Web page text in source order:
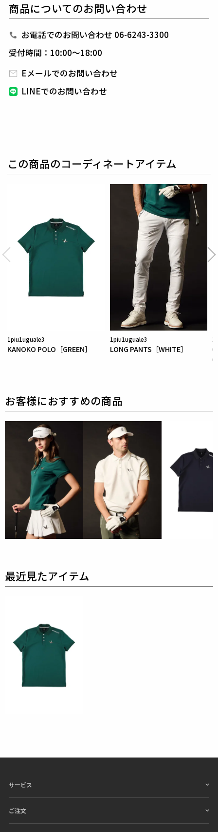
薄手の素材と独自のKANOKO技術を採用し、
のラウンドや練習、トレーニング、タウンユースでも
快適に着用できる一枚です。
1PIU1UGUALE3 GOLF（ウノピゥウノウグァーレト
レ ゴルフ）
の上質な素材を贅沢に使用し、
ラーリングを得意とする 同ブランドならではの立体パ
ィッティングを兼ね備え着る者全てに高揚感と優越感
【ワッペンロゴに関するご注意】
本製品に使用しているワッペンロゴ(鶴+113G)は熱圧
着加工にて取り付けを行っておりますが、
上質な生地
を採用している為、素材特有の滑らかさや洗濯環境の
まれにワッペンが剥がれやすくなる場合が
ございます。
※万が一剥がれが生じた場合は、弊社にて修理対応を
承りますのでお気軽にご連絡ください。
素材
力強いスイングをサポートする「ストレッチ性」に加
「ドライタッチ」を実現しました。
特筆すべきは、過酷な使用環境に耐えうる「耐久性」
自宅で手軽にケアできる「ウォッシャブル性」のバ
ランス。
さらに環境配慮型素材を採用することで、
自然を愛す
るゴルファーとしての矜持を体現しました。
美しさと機能、そして倫理観。そのすべてに妥協しな
いエグゼクティブのためのパフォーマンスウェアで
す。
商品についてのお問い合わせ
お電話でのお問い合わせ 06-6243-3300
受付時間：10:00～18:00
Eメールでのお問い合わせ
LINEでのお問い合わせ
この商品のコーディネートアイテム
1piu1uguale3
KANOKO POLO［GREEN］
1piu1uguale3
LONG PANTS［WHITE］
サービス
ご注文